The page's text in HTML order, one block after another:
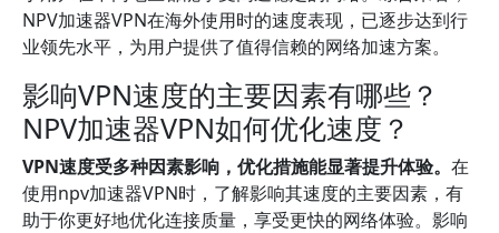
NPV加速器VPN在海外使用时的速度表现，已逐步达到行
业领先水平，为用户提供了值得信赖的网络加速方案。
影响VPN速度的主要因素有哪些？
NPV加速器VPN如何优化速度？
VPN速度受多种因素影响，优化措施能显著提升体验。 在
使用npv加速器VPN时，了解影响其速度的主要因素，有
助于你更好地优化连接质量，享受更快的网络体验。影响